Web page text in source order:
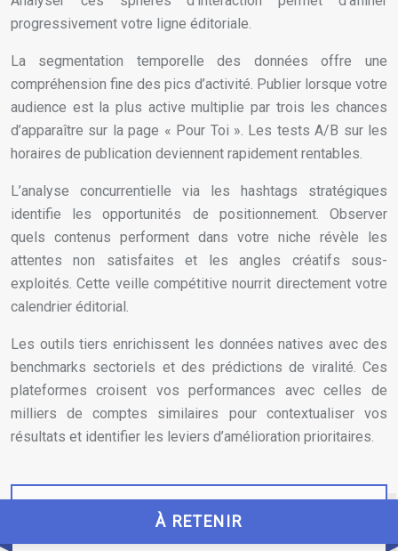
progressivement votre ligne éditoriale.
La segmentation temporelle des données offre une
compréhension fine des pics d’activité. Publier lorsque votre
audience est la plus active multiplie par trois les chances
d’apparaître sur la page « Pour Toi ». Les tests A/B sur les
horaires de publication deviennent rapidement rentables.
L’analyse concurrentielle via les hashtags stratégiques
identifie les opportunités de positionnement. Observer
quels contenus performent dans votre niche révèle les
attentes non satisfaites et les angles créatifs sous-
exploités. Cette veille compétitive nourrit directement votre
calendrier éditorial.
Les outils tiers enrichissent les données natives avec des
benchmarks sectoriels et des prédictions de viralité. Ces
plateformes croisent vos performances avec celles de
milliers de comptes similaires pour contextualiser vos
résultats et identifier les leviers d’amélioration prioritaires.
À RETENIR